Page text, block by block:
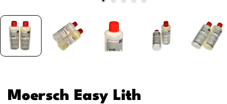
Moersch Easy Lith